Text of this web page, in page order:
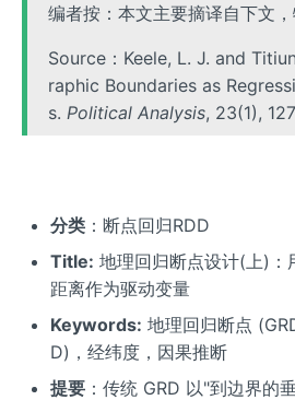
编者按：本文主要摘译自下文，
Source：Keele, L. J. and
raphic Boundaries as
s. Political Analysis, 23(1),
分类：断点回归RDD
Title: 地理回归断点设计(上)：
距离作为驱动变量
Keywords: 地理回归断点
D)，经纬度，因果推断
提要：传统 GRD 以"到边界的